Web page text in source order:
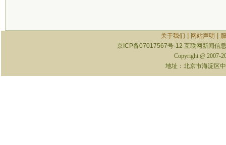
关于我们 网站声明
京ICP备07017567号-12 互联网新闻信
Copyright @ 2007-
地址：北京市海淀区